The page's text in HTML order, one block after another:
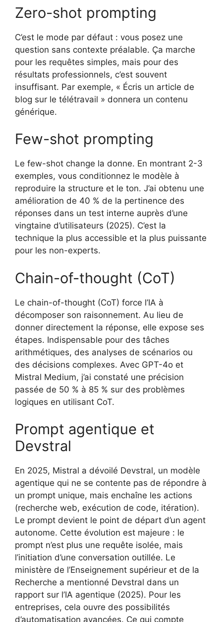
Zero-shot prompting
C’est le mode par défaut : vous posez une
question sans contexte préalable. Ça marche
pour les requêtes simples, mais pour des
résultats professionnels, c’est souvent
insuffisant. Par exemple, « Écris un article de
blog sur le télétravail » donnera un contenu
générique.
Few-shot prompting
Le few-shot change la donne. En montrant 2-3
exemples, vous conditionnez le modèle à
reproduire la structure et le ton. J’ai obtenu une
amélioration de 40 % de la pertinence des
réponses dans un test interne auprès d’une
vingtaine d’utilisateurs (2025). C’est la
technique la plus accessible et la plus puissante
pour les non-experts.
Chain-of-thought (CoT)
Le chain-of-thought (CoT) force l’IA à
décomposer son raisonnement. Au lieu de
donner directement la réponse, elle expose ses
étapes. Indispensable pour des tâches
arithmétiques, des analyses de scénarios ou
des décisions complexes. Avec GPT-4o et
Mistral Medium, j’ai constaté une précision
passée de 50 % à 85 % sur des problèmes
logiques en utilisant CoT.
Prompt agentique et
Devstral
En 2025, Mistral a dévoilé Devstral, un modèle
agentique qui ne se contente pas de répondre à
un prompt unique, mais enchaîne les actions
(recherche web, exécution de code, itération).
Le prompt devient le point de départ d’un agent
autonome. Cette évolution est majeure : le
prompt n’est plus une requête isolée, mais
l’initiation d’une conversation outillée. Le
ministère de l’Enseignement supérieur et de la
Recherche a mentionné Devstral dans un
rapport sur l’IA agentique (2025). Pour les
entreprises, cela ouvre des possibilités
d’automatisation avancées. Ce qui compte